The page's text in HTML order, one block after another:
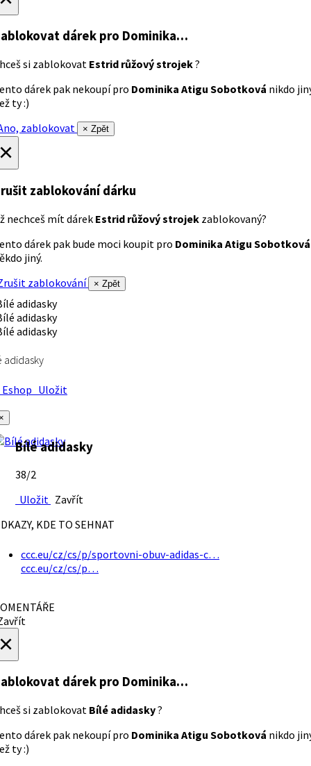
dárek pro Dominika…
si zablokovat Estrid růžový strojek?
dárek pak nekoupí pro Dominika Atigu Sobotková nikdo
ty :)
zablokovat
× Zpět
zablokování dárku
nechceš mít dárek Estrid růžový strojek zablokovaný?
dárek pak bude moci koupit pro Dominika Atigu Sobotková
jiný.
zablokování
× Zpět
adidasky
Uložit
Bílé adidasky
38/2
Uložit Zavřít
KDE TO SEHNAT
ccc.eu/cz/cs/p/sportovni-obuv-adidas-c…
ccc.eu/cz/cs/p…
dárek pro Dominika…
si zablokovat Bílé adidasky?
dárek pak nekoupí pro Dominika Atigu Sobotková nikdo
ty :)